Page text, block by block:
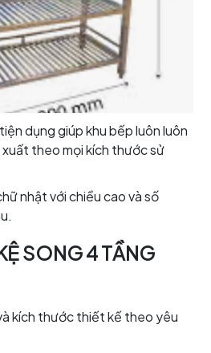
dụng giúp khu bếp luôn luôn
theo mọi kích thước sử
nhật với chiều cao và số
SONG 4 TẦNG
kích thước thiết kế theo yêu